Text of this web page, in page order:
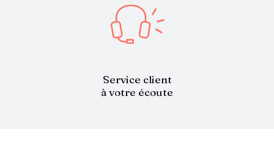
Service client
à votre écoute